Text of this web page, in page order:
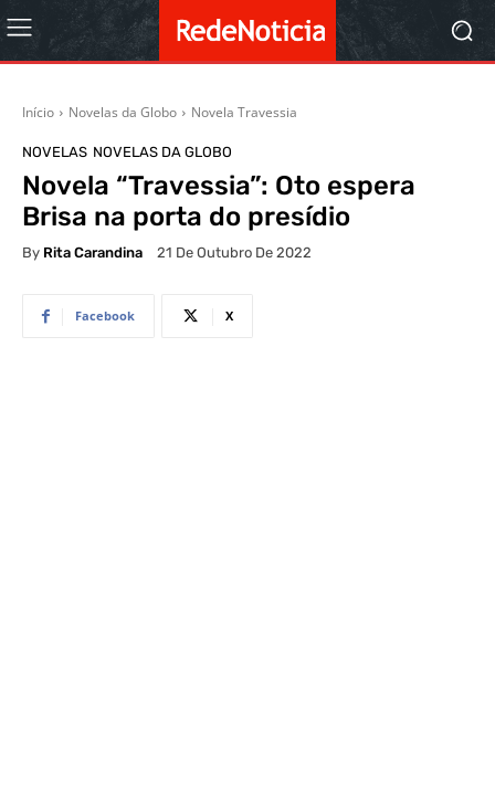
Início Novelas da Globo Novela Travessia
NOVELAS NOVELAS DA GLOBO
Novela “Travessia”: Oto espera
Brisa na porta do presídio
By Rita Carandina 21 De Outubro De 2022
Facebook X